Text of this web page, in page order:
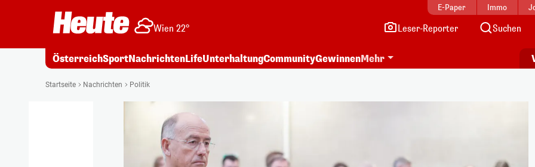
E-Paper Immo
Wien 22° Leser-Reporter Suchen
ÖsterreichSportNachrichtenLifeUnterhaltungCommunityGewinnenMehr
Startseite Nachrichten Politik
1/8